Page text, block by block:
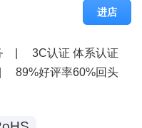
进店
3C认证 体系认证
89%好评率60%回头